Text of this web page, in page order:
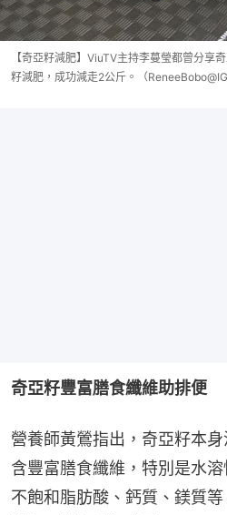
【奇亞籽減肥】ViuTV主持李蔓瑩都曾分享
籽減肥，成功減走2公斤。（ReneeBobo@IG
奇亞籽豐富膳食纖維助排便
營養師黃鶯指出，奇亞籽本
含豐富膳食纖維，特別是水
不飽和脂肪酸、鈣質、鎂質